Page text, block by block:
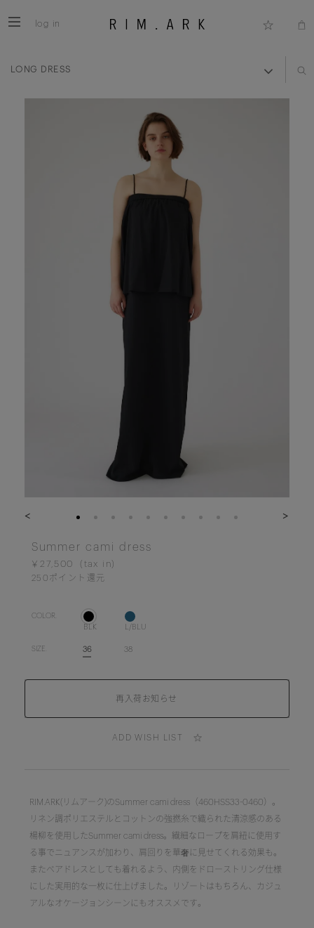
log in
LONG DRESS
< >
Summer cami dress
￥27,500
250 ポイント還元
COLOR.
BLK L/BLU
SIZE. 36 38
ADD WISH LIST
RIM.ARK(リムアーク)のSummer cami dress（460HSS33-0460）。
リネン調ポリエステルとコットンの強撚糸で織られた清涼感のある
楊柳を使用したSummer cami dress。繊細なロープを肩紐に使用す
る事でニュアンスが加わり、肩回りを華奢に見せてくれる効果も。
またベアドレスとしても着れるよう、内側をドローストリング仕様
にした実用的な一枚に仕上げました。リゾートはもちろん、カジュ
アルなオケージョンシーンにもオススメです。